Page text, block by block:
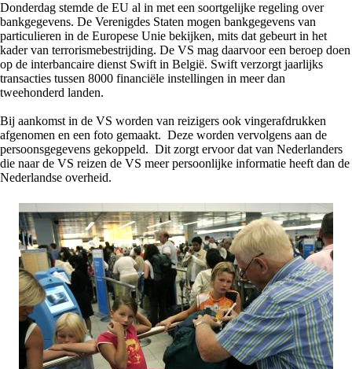
Donderdag stemde de EU al in met een soortgelijke regeling over
bankgegevens. De Verenigdes Staten mogen bankgegevens van
particulieren in de Europese Unie bekijken, mits dat gebeurt in het
kader van terrorismebestrijding. De VS mag daarvoor een beroep doen
op de interbancaire dienst Swift in België. Swift verzorgt jaarlijks
transacties tussen 8000 financiële instellingen in meer dan
tweehonderd landen.
Bij aankomst in de VS worden van reizigers ook vingerafdrukken
afgenomen en een foto gemaakt. Deze worden vervolgens aan de
persoonsgegevens gekoppeld. Dit zorgt ervoor dat van Nederlanders
die naar de VS reizen de VS meer persoonlijke informatie heeft dan de
Nederlandse overheid.